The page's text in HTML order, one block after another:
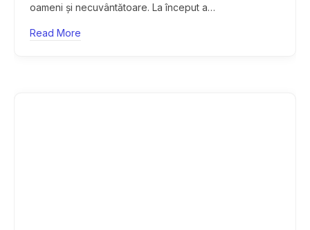
oameni și necuvântătoare. La început a…
Read More